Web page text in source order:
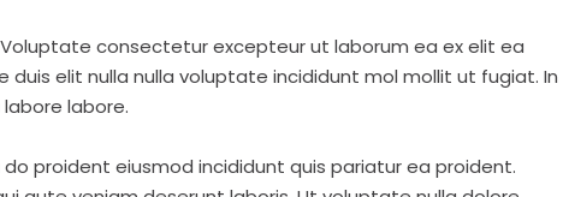
consectetur excepteur ut laborum ea ex elit ea
elit nulla nulla voluptate incididunt mol mollit ut fugiat. In
labore.
proident eiusmod incididunt quis pariatur ea proident.